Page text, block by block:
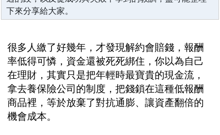
下來分享給大家。
很多人繳了好幾年，才發現解約會賠錢，報酬
率低得可憐，資金還被死死綁住，你以為自己
在理財，其實只是把年輕時最寶貴的現金流，
拿去養保險公司的制度，把錢鎖在這種低報酬
商品裡，等於放棄了對抗通膨、讓資產翻倍的
機會成本。